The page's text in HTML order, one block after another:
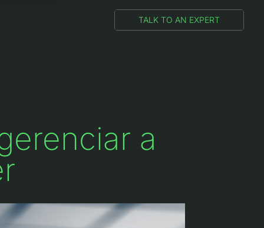
TALK TO AN EXPERT
a